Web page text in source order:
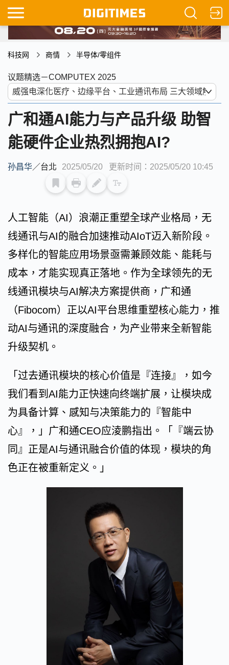
科技网 商情 半导体/零组件
议题精选－COMPUTEX 2025
广和通AI能力与产品升级 助智
能硬件企业热烈拥抱AI?
孙昌华／台北 2025/05/20 更新时间：2025/05/20 10:45
人工智能（AI）浪潮正重塑全球产业格局，无
线通讯与AI的融合加速推动AIoT迈入新阶段。
多样化的智能应用场景亟需兼顾效能、能耗与
成本，才能实现真正落地。作为全球领先的无
线通讯模块与AI解决方案提供商，广和通
（Fibocom）正以AI平台思维重塑核心能力，推
动AI与通讯的深度融合，为产业带来全新智能
升级契机。
「过去通讯模块的核心价值是『连接』，如今
我们看到AI能力正快速向终端扩展，让模块成
为具备计算、感知与决策能力的『智能中
心』，」广和通CEO应淩鹏指出。「『端云协
同』正是AI与通讯融合价值的体现，模块的角
色正在被重新定义。」